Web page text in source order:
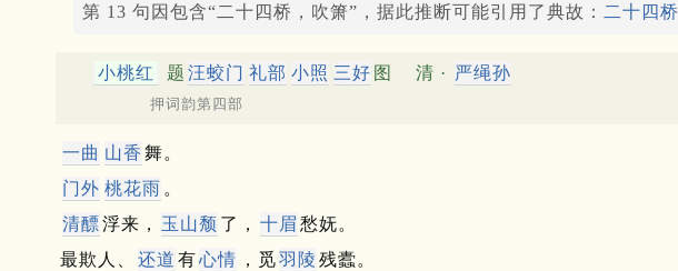
第 13 句因包含“二十四桥，吹箫”，据此推断可能引用了典故： 二十四桥
小桃红 题 汪蛟门 礼部 小照 三好 图 清 · 严绳孙
押词韵第四部
一曲 山香 舞。
门外 桃花雨 。
清醥浮来， 玉山颓 了， 十眉 愁妩。
最欺人、
还道 有心情 ，觅羽陵 残蠹。